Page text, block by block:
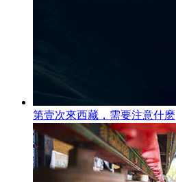
第壹次來西藏，需要注意什麽